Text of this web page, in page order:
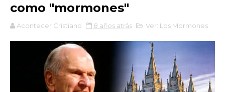
como "mormones"
Acontecer Cristiano 8 años atrás Ver: Los Mormones